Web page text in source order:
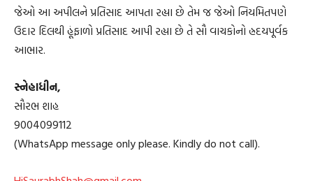
જેઓ આ અપીલને પ્રતિસાદ આપતા રહ્યા છે તેમ જ જેઓ નિયમિતપણે
ઉદાર દિલથી હૂંફાળો પ્રતિસાદ આપી રહ્યા છે તે સૌ વાચકોનો હ્રદયપૂર્વક
આભાર.
સ્નેહાધીન,
સૌરભ શાહ
9004099112
(WhatsApp message only please. Kindly do not call).